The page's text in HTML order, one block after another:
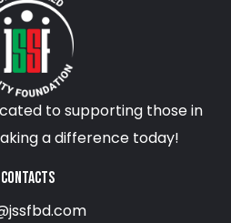
to supporting those in
a difference today!
CONTACTS